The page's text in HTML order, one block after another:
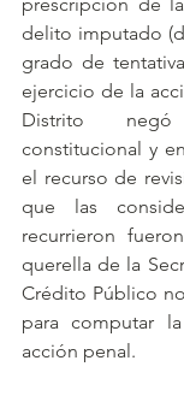
delito imputado
grado de
ejercicio de la
Distrito
constitucional y
el recurso de
que las
recurrieron
querella de la
Crédito Público
para computar
acción penal.